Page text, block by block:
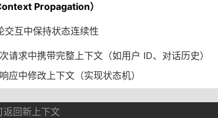
Propagation）
交互中保持状态连续性
请求中携带完整上下文（如用户 ID、对话历史）
应中修改上下文（实现状态机）
回新上下文